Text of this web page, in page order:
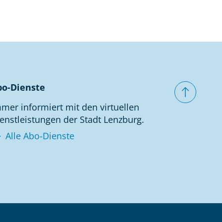
Dienste
informiert mit den virtuellen
der Stadt Lenzburg.
Alle Abo-Dienste